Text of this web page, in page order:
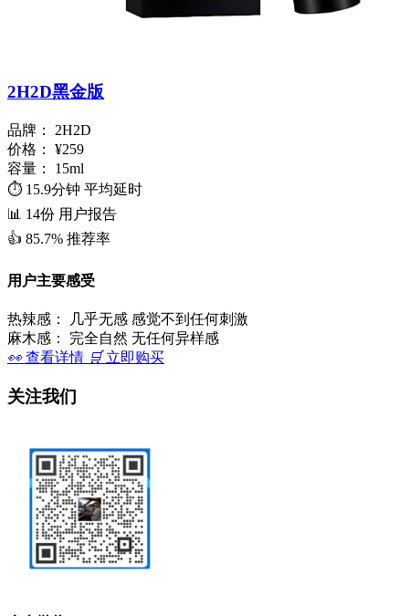
2H2D黑金版
品牌：
2H2D
价格：
¥259
容量：
15ml
⏱️ 15.9分钟 平均延时
📊 14份 用户报告
👍 85.7% 推荐率
用户主要感受
热辣感：
几乎无感 感觉不到任何刺激
麻木感：
完全自然 无任何异样感
👀查看详情 🛒 立即购买
关注我们